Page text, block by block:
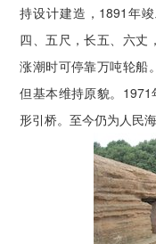
持设计建造，1891年
四、五尺，长五、六丈
涨潮时可停靠万吨轮船
但基本维持原貌。1971
形引桥。至今仍为人民海